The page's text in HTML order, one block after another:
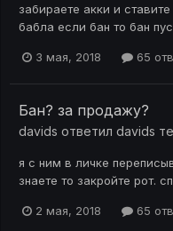
забираете акки и
бабла если бан то бан
3 мая, 2018 65
Бан? за продажу?
davids ответил davids
я с ним в личке
знаете то закройте рот.
2 мая, 2018 65